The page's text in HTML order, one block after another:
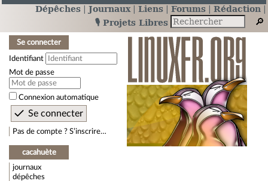
Dépêches Journaux Liens Forums
Rédaction
🎙️ Projets Libres
Se connecter
Identifiant
Mot de passe
Connexion automatique
Pas de compte ? S’inscrire…
cacahuète
journaux
dépêches